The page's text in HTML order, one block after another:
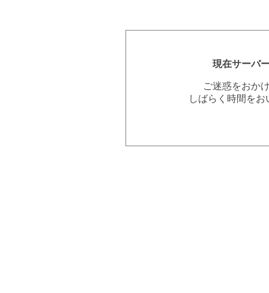
現在サーバ
ご迷惑をおか
しばらく時間を